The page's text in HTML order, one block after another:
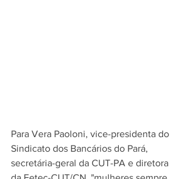
Para Vera Paoloni, vice-presidenta do
Sindicato dos Bancários do Pará,
secretária-geral da CUT-PA e diretora